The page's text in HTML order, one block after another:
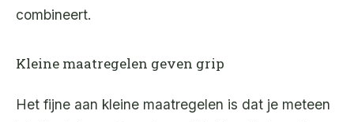
combineert.
Kleine maatregelen geven grip
Het fijne aan kleine maatregelen is dat je meteen